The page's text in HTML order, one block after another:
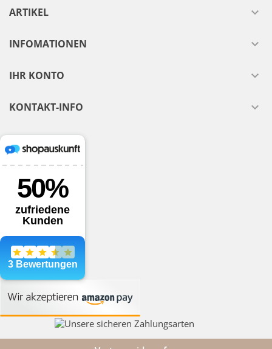
ARTIKEL 
INFOMATIONEN 
IHR KONTO 
KONTAKT-INFO 